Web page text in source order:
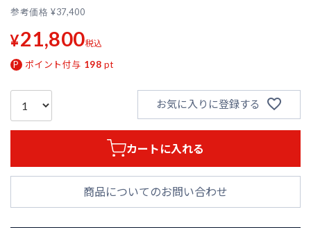
参考価格 ¥37,400
¥21,800税込
ポイント付与 198 pt
お気に入りに登録する
カートに入れる
商品についてのお問い合わせ